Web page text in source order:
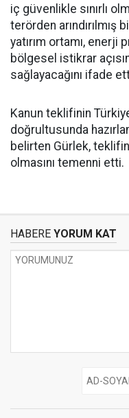
iç güvenlikle sınırlı
terörden arındırılmış
yatırım ortamı, enerji
bölgesel istikrar
sağlayacağını ifade
Kanun teklifinin
doğrultusunda
belirten Gürlek,
olmasını temenni etti.
HABERE YORUM KAT